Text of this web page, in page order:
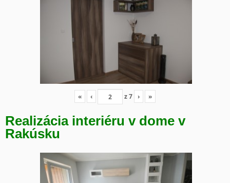
« ‹ z7 › »
Realizácia interiéru v dome v
Rakúsku